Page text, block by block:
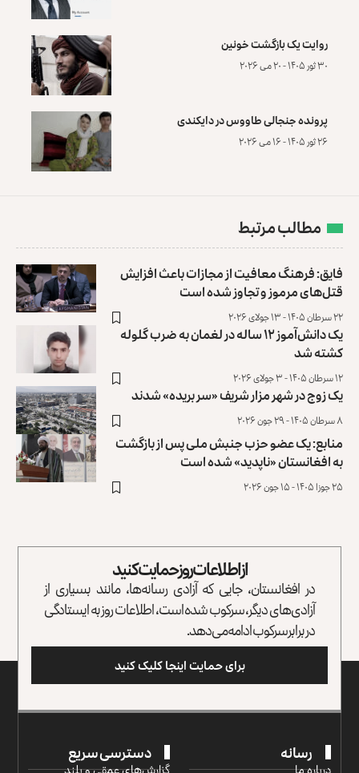
روایت یک بازگشت خونین
۳۰ ثور ۱۴۰۵ - ۲۰ می ۲۰۲۶
پرونده‌ جنجالی طاووس در دایکندی
۲۶ ثور ۱۴۰۵ - ۱۶ می ۲۰۲۶
مطالب مرتبط
فایق: فرهنگ معافیت از مجازات باعث افزایش
قتل‌های مرموز و تجاوز شده است
۲۲ سرطان ۱۴۰۵ - ۱۳ جولای ۲۰۲۶
یک دانش‌آموز ۱۲ ساله در لغمان به ضرب گلوله
کشته شد
۱۲ سرطان ۱۴۰۵ - ۳ جولای ۲۰۲۶
یک زوج در شهر مزار شریف «سر بریده» شدند
۸ سرطان ۱۴۰۵ - ۲۹ جون ۲۰۲۶
منابع: یک عضو حزب جنبش ملی پس از بازگشت
به افغانستان «ناپدید» شده است
۲۵ جوزا ۱۴۰۵ - ۱۵ جون ۲۰۲۶
از اطلاعات روز حمایت کنید
در افغانستان، جایی که آزادی رسانه‌ها، مانند بسیاری از
آزادی‌های دیگر، سرکوب شده است، اطلاعات روز به ایستادگی
در برابر سرکوب ادامه می‌دهد.
برای حمایت اینجا کلیک کنید
رسانه دسترسی سریع